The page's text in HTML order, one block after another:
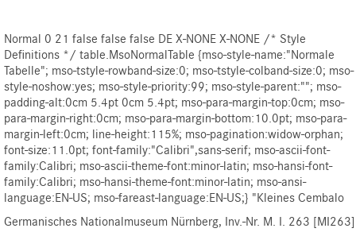
Normal 0 21 false false false DE X-NONE X-NONE /* Style
Definitions */ table.MsoNormalTable {mso-style-name:"Normale
Tabelle"; mso-tstyle-rowband-size:0; mso-tstyle-colband-size:0; mso-
style-noshow:yes; mso-style-priority:99; mso-style-parent:""; mso-
padding-alt:0cm 5.4pt 0cm 5.4pt; mso-para-margin-top:0cm; mso-
para-margin-right:0cm; mso-para-margin-bottom:10.0pt; mso-para-
margin-left:0cm; line-height:115%; mso-pagination:widow-orphan;
font-size:11.0pt; font-family:"Calibri",sans-serif; mso-ascii-font-
family:Calibri; mso-ascii-theme-font:minor-latin; mso-hansi-font-
family:Calibri; mso-hansi-theme-font:minor-latin; mso-ansi-
language:EN-US; mso-fareast-language:EN-US;} "Kleines Cembalo
Germanisches Nationalmuseum Nürnberg, Inv.-Nr. M. I. 263 [MI263]